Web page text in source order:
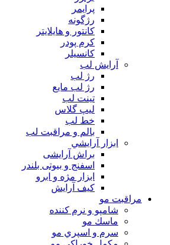
پرايمر
رژگونه
كانتور و هايلايتر
كرم پودر
كانسيلر
آرايش لب
رژ لب
رژ لب مایع
تینت لب
لیپ گلاس
خط لب
بالم و مراقبت لب
ابزار آرايشي
براش آرایشی
اسفنج و بیوتی بلندر
ابزار مژه و ابرو
کیف آرایش
مراقبت مو
شامپو و نرم كننده
ماسك مو
سرم و اسپري مو